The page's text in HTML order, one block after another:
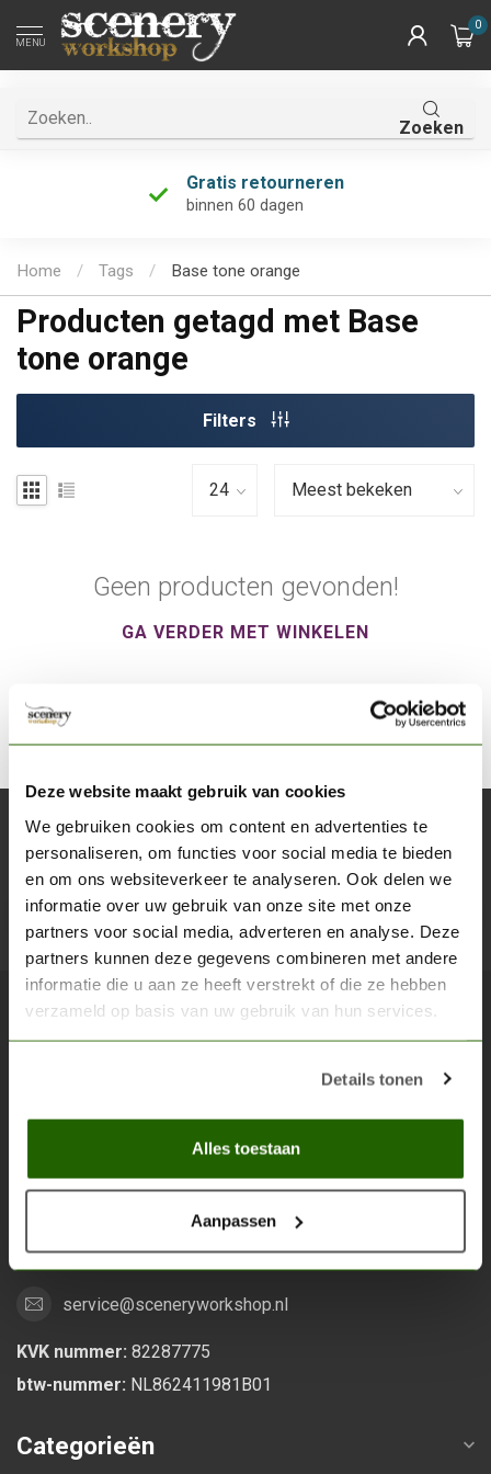
Deze website maakt gebruik van cookies
We gebruiken cookies om content en advertenties te
personaliseren, om functies voor social media te bieden
en om ons websiteverkeer te analyseren. Ook delen we
informatie over uw gebruik van onze site met onze
partners voor social media, adverteren en analyse. Deze
partners kunnen deze gegevens combineren met andere
informatie die u aan ze heeft verstrekt of die ze hebben
verzameld op basis van uw gebruik van hun services.
Details tonen
Alles toestaan
Aanpassen
MENU
0
Zoeken
Gratis retourneren
binnen 60 dagen
Home / Tags / Base tone orange
Producten getagd met Base
tone orange
Filters
Geen producten gevonden!
GA VERDER MET WINKELEN
Abonneer je op onze nieuwsbrief
Blijf op de hoogte over onze laatste acties
Scenery Workshop BV
Alles voor je miniature wargaming en scenery
6533 KK Nijmegen
Nederland
service@sceneryworkshop.nl
KVK nummer: 82287775
btw-nummer: NL862411981B01
Categorieën